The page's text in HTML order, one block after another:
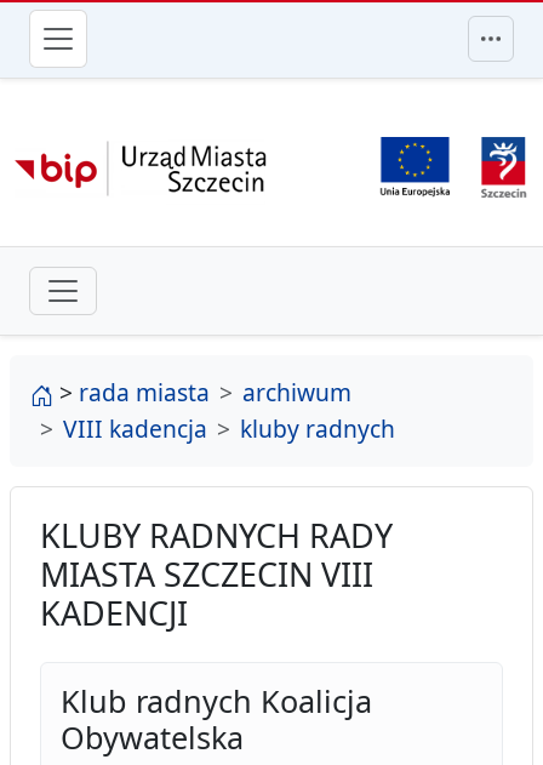
przejdź do głównego menu
strona główna
> rada miasta
archiwum
VIII kadencja
kluby radnych
KLUBY RADNYCH RADY
MIASTA SZCZECIN VIII
KADENCJI
Klub radnych Koalicja
Obywatelska